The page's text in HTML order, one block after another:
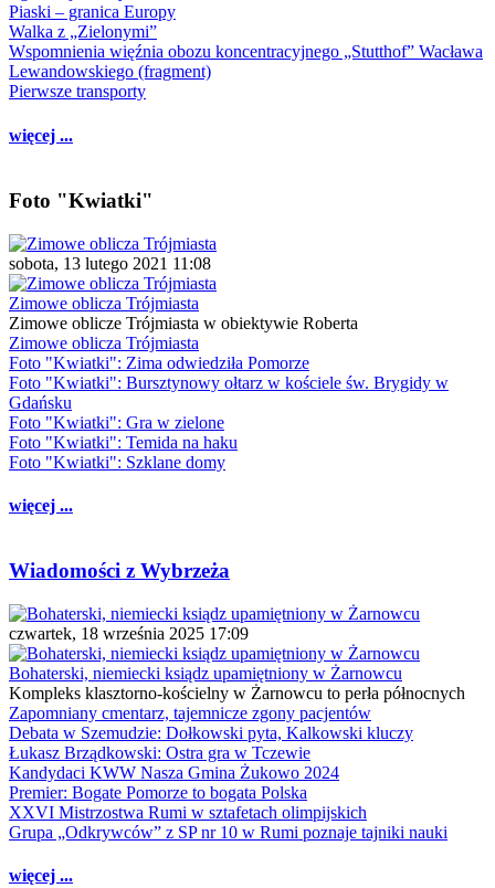
Piaski – granica Europy
Walka z „Zielonymi”
Wspomnienia więźnia obozu koncentracyjnego „Stutthof” Wacława
Lewandowskiego (fragment)
Pierwsze transporty
więcej ...
Foto "Kwiatki"
sobota, 13 lutego 2021 11:08
Zimowe oblicza Trójmiasta
Zimowe oblicze Trójmiasta w obiektywie Roberta
Zimowe oblicza Trójmiasta
Foto "Kwiatki": Zima odwiedziła Pomorze
Foto "Kwiatki": Bursztynowy ołtarz w kościele św. Brygidy w
Gdańsku
Foto "Kwiatki": Gra w zielone
Foto "Kwiatki": Temida na haku
Foto "Kwiatki": Szklane domy
więcej ...
Wiadomości z Wybrzeża
czwartek, 18 września 2025 17:09
Bohaterski, niemiecki ksiądz upamiętniony w Żarnowcu
Kompleks klasztorno-kościelny w Żarnowcu to perła północnych
Zapomniany cmentarz, tajemnicze zgony pacjentów
Debata w Szemudzie: Dołkowski pyta, Kalkowski kluczy
Łukasz Brządkowski: Ostra gra w Tczewie
Kandydaci KWW Nasza Gmina Żukowo 2024
Premier: Bogate Pomorze to bogata Polska
XXVI Mistrzostwa Rumi w sztafetach olimpijskich
Grupa „Odkrywców” z SP nr 10 w Rumi poznaje tajniki nauki
więcej ...